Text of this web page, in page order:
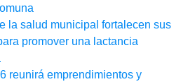
la salud municipal fortalecen sus
promover una lactancia
reunirá emprendimientos y